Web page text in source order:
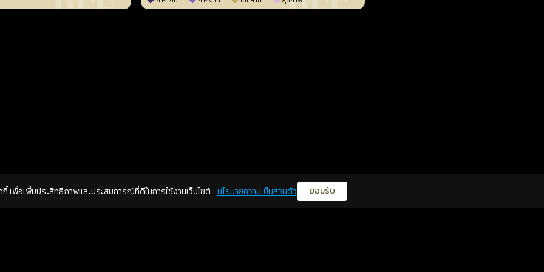
กี้ เพื่อเพิ่มประสิทธิภาพและประสบการณ์ที่ดีในการใช้งานเว็บไซต์ นโยบายความเป็นส่วนตัว ยอมรับ